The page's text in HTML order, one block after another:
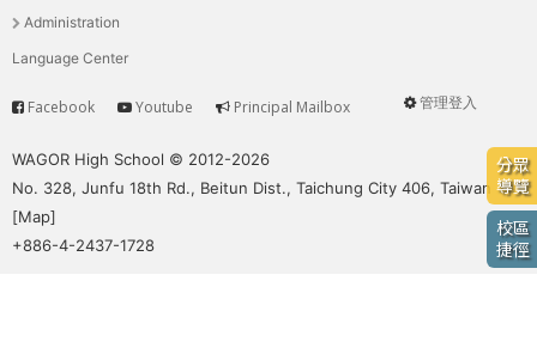
國
移
動
的
世
界
公
分眾
導覽
校區
捷徑
單Administration
Language Center
User
管理登入
Service
Facebook Youtube Principal Mailbox
WAGOR High School © 2012-2026
No. 328, Junfu 18th Rd., Beitun Dist., Taichung City 406, Taiwan
[Map]
+886-4-2437-1728